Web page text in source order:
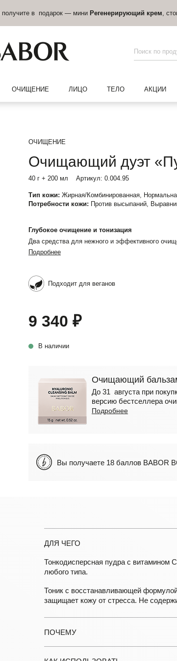
получите в подарок — мини Регенерирующий крем ,
ОЧИЩЕНИЕ ЛИЦО ТЕЛО АКЦИИ
ОЧИЩЕНИЕ
Очищающий дуэт
40 г + 200 мл Артикул: 0.004.95
Тип кожи: Жирная/Комбинированная,
Потребности кожи: Против высыпаний,
Глубокое очищение и тонизация
Два средства для нежного и эффективного
Подробнее
Подходит для веганов
9 340 ₽
В наличии
Очищающий
До 31 августа при
версию бестселлера
Подробнее
Вы получаете 18 баллов BABOR
ДЛЯ ЧЕГО
Тонкодисперсная пудра с витамином
любого типа.
Тоник с восстанавливающей
защищает кожу от стресса. Не
ПОЧЕМУ